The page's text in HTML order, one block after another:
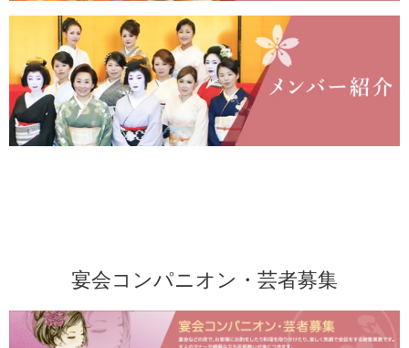
宴会コンパニオン・芸者募集